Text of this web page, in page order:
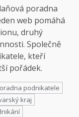
poradna
web pomáhá
druhý
Společně
kteří
pořádek.
podnikatele
kraj